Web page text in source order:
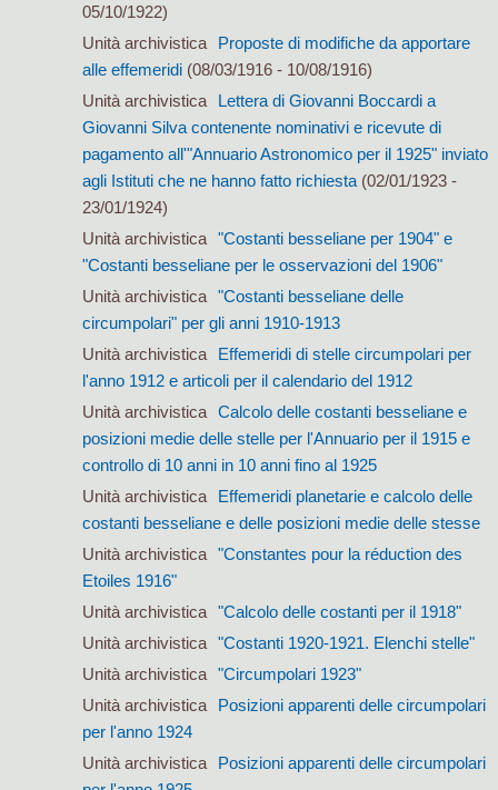
05/10/1922)
Unità archivistica
Proposte di modifiche da apportare
alle effemeridi (08/03/1916 - 10/08/1916)
Unità archivistica
Lettera di Giovanni Boccardi a
Giovanni Silva contenente nominativi e ricevute di
pagamento all'"Annuario Astronomico per il 1925" inviato
agli Istituti che ne hanno fatto richiesta (02/01/1923 -
23/01/1924)
Unità archivistica
"Costanti besseliane per 1904" e
"Costanti besseliane per le osservazioni del 1906"
Unità archivistica
"Costanti besseliane delle
circumpolari" per gli anni 1910-1913
Unità archivistica
Effemeridi di stelle circumpolari per
l'anno 1912 e articoli per il calendario del 1912
Unità archivistica
Calcolo delle costanti besseliane e
posizioni medie delle stelle per l'Annuario per il 1915 e
controllo di 10 anni in 10 anni fino al 1925
Unità archivistica
Effemeridi planetarie e calcolo delle
costanti besseliane e delle posizioni medie delle stesse
Unità archivistica
"Constantes pour la réduction des
Etoiles 1916"
Unità archivistica
"Calcolo delle costanti per il 1918"
Unità archivistica
"Costanti 1920-1921. Elenchi stelle"
Unità archivistica
"Circumpolari 1923"
Unità archivistica
Posizioni apparenti delle circumpolari
per l'anno 1924
Unità archivistica
Posizioni apparenti delle circumpolari